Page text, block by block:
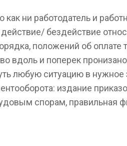
как ни работодатель и
бездействие
положений об оплате
вдоль и поперек
любую ситуацию в
издание
спорам, правильная